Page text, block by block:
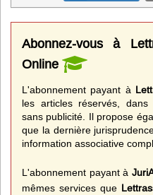
Abonnez-vous à
Online
L'abonnement payant à
les articles réservés,
sans publicité. Il propose
que la dernière
information associative
L'abonnement payant à
mêmes services que